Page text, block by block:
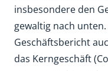
insbesondere den
gewaltig nach
Geschäftsbericht
das Kerngeschäft